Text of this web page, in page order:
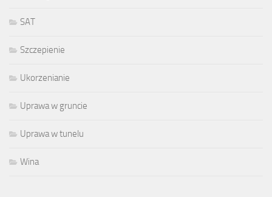
SAT
Szczepienie
Ukorzenianie
Uprawa w gruncie
Uprawa w tunelu
Wina